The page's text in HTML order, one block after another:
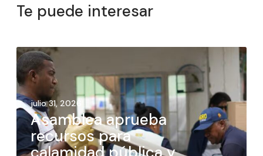
Te puede interesar
julio 31, 2026
Asamblea aprueba
recursos para